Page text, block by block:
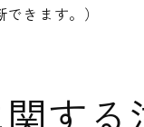
きます。）